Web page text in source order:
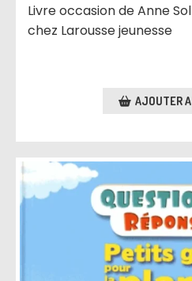
Livre occasion de Anne
chez Larousse jeunesse
AJOUTER